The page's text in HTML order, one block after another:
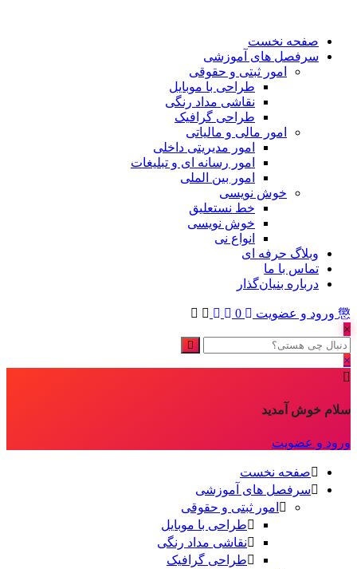
صفحه نخست
سرفصل های آموزشی
امور ثبتی و حقوقی
طراحی با موبایل
نقاشی مداد رنگی
طراحی گرافیک
امور مالی و مالیاتی
امور مدیریتی داخلی
امور رسانه ای و تبلیغات
امور بین الملی
خوش نویسی
خط نستعلیق
خوش نویسی
انواع نی
وبلاگ حرفه ای
تماس با ما
درباره بنیان‌گذار
ورود و عضویت
0
×
×
سلام خوش آمدید
ورود و عضویت
صفحه نخست
سرفصل های آموزشی
امور ثبتی و حقوقی
طراحی با موبایل
نقاشی مداد رنگی
طراحی گرافیک